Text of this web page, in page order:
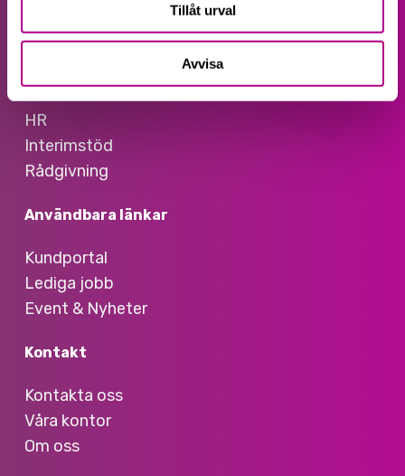
Tillåt urval
Avvisa
Redovisning
HR
Interimstöd
Rådgivning
Användbara länkar
Kundportal
Lediga jobb
Event & Nyheter
Kontakt
Kontakta oss
Våra kontor
Om oss